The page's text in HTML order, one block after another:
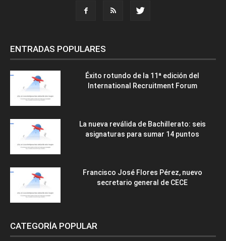
ENTRADAS POPULARES
Éxito rotundo de la 11ª edición del
International Recruitment Forum
La nueva reválida de Bachillerato: seis
asignaturas para sumar 14 puntos
Francisco José Flores Pérez, nuevo
secretario general de CECE
CATEGORÍA POPULAR